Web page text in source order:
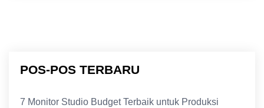
POS-POS TERBARU
7 Monitor Studio Budget Terbaik untuk Produksi